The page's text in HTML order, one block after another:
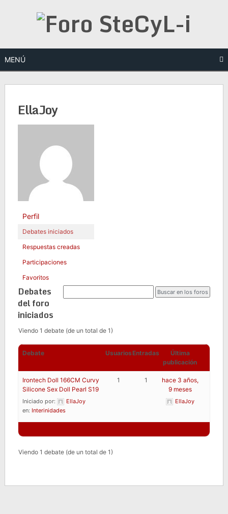
MENÚ
EllaJoy
Perfil
Debates iniciados
Respuestas creadas
Participaciones
Favoritos
Debates
del foro
iniciados
Viendo 1 debate (de un total de 1)
Debate Usuarios Entradas
Última
publicación
Irontech Doll 166CM Curvy
Silicone Sex Doll Pearl S19
Iniciado por:
EllaJoy
en: Interinidades
1 1
hace 3 años,
9 meses
EllaJoy
Viendo 1 debate (de un total de 1)